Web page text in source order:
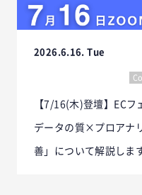
2026.6.16. Tue
【7/16(木)登壇】ECフ
データの質×プロアナ
善」について解説しま